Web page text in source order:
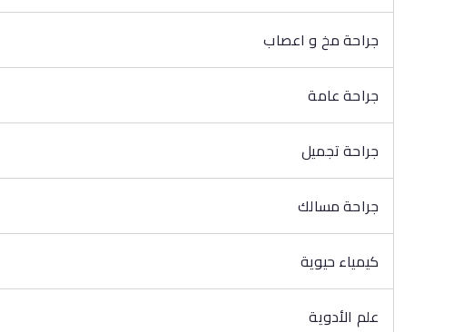
جراحة مخ و اعصاب
جراحة عامة
جراحة تجميل
جراحة مسالك
كيمياء حيوية
علم الأدوية